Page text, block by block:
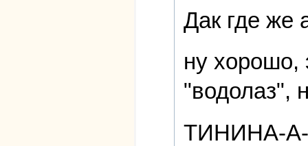
Дак где же
ну хорошо,
"водолаз",
ТИНИНА-А-